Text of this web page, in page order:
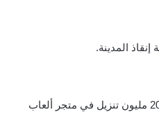
المدينة.
إنها أفضل لعبة لسباق السيارات في العالم، السباق الحقيقي 3، حيث حازت اللعبة ما يقرب من 200 مليون تنزيل في متجر ألعاب